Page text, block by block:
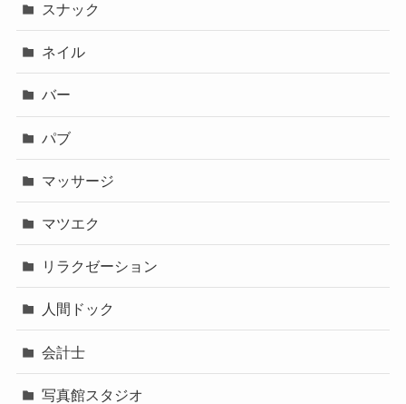
スナック
ネイル
バー
パブ
マッサージ
マツエク
リラクゼーション
人間ドック
会計士
写真館スタジオ